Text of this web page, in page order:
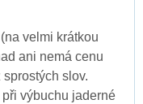
velmi krátkou
ani nemá cenu
slov.
výbuchu jaderné